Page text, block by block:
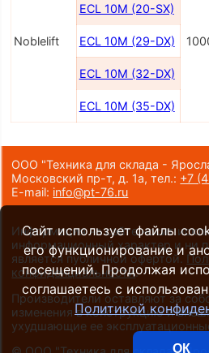
Noblelift
ECL 10M (20-SX)
ECL 10M (29-DX)
ECL 10M (32-DX)
ECL 10M (35-DX)
ООО "Техника для склада -
Московский пр-т, д. 1а,тел.: +7
E-mail: info@pt-76.ru
Информация на сайте носит
информационный характер и ни
является публичной офертой.
конфиденциальности.
Производители оставляют за
изменения в конструкцию и
ухудшающие ее
Сайт использует файлы
его функционирование и
посещений. Продолжая
соглашаетесь с
Политикой
ОК